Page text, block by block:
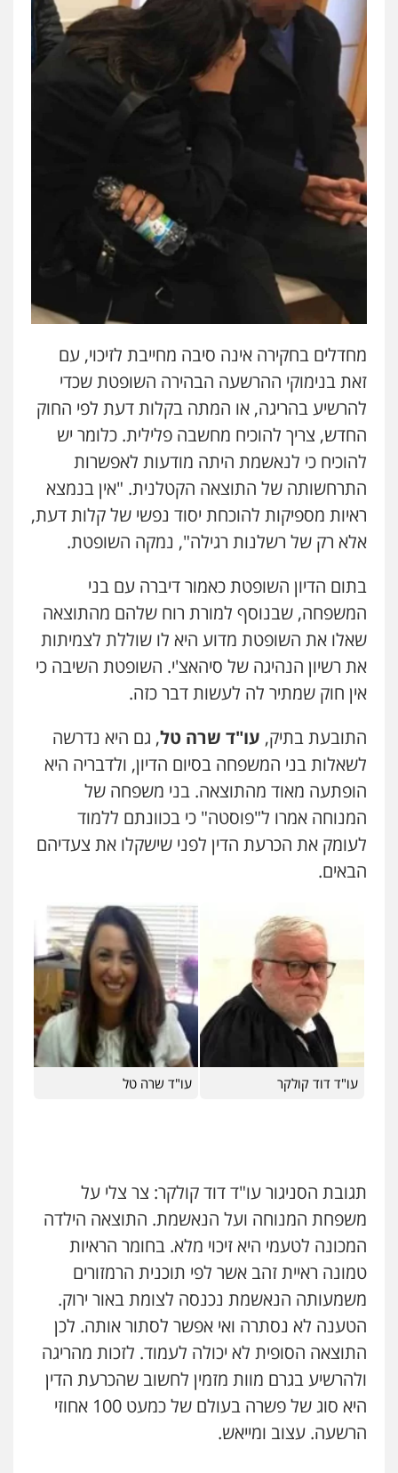
מחדלים בחקירה אינה סיבה מחייבת לזיכוי, עם
זאת בנימוקי ההרשעה הבהירה השופטת שכדי
להרשיע בהריגה, או המתה בקלות דעת לפי החוק
החדש, צריך להוכיח מחשבה פלילית. כלומר יש
להוכיח כי לנאשמת היתה מודעות לאפשרות
התרחשותה של התוצאה הקטלנית. "אין בנמצא
ראיות מספיקות להוכחת יסוד נפשי של קלות דעת,
אלא רק של רשלנות רגילה", נמקה השופטת.
בתום הדיון השופטת כאמור דיברה עם בני
המשפחה, שבנוסף למורת רוח שלהם מהתוצאה
שאלו את השופטת מדוע היא לו שוללת לצמיתות
את רשיון הנהיגה של סיהאצ'י. השופטת השיבה כי
אין חוק שמתיר לה לעשות דבר כזה.
התובעת בתיק, עו"ד שרה טל, גם היא נדרשה
לשאלות בני המשפחה בסיום הדיון, ולדבריה היא
הופתעה מאוד מהתוצאה. בני משפחה של
המנוחה אמרו ל"פוסטה" כי בכוונתם ללמוד
לעומק את הכרעת הדין לפני שישקלו את צעדיהם
הבאים.
עו"ד דוד קולקר עו"ד שרה טל
תגובת הסניגור עו"ד דוד קולקר: צר צלי על
משפחת המנוחה ועל הנאשמת. התוצאה הילדה
המכונה לטעמי היא זיכוי מלא. בחומר הראיות
טמונה ראיית זהב אשר לפי תוכנית הרמזורים
משמעותה הנאשמת נכנסה לצומת באור ירוק.
הטענה לא נסתרה ואי אפשר לסתור אותה. לכן
התוצאה הסופית לא יכולה לעמוד. לזכות מהריגה
ולהרשיע בגרם מוות מזמין לחשוב שהכרעת הדין
היא סוג של פשרה בעולם של כמעט 100 אחוזי
הרשעה. עצוב ומייאש.
עורך דין תמיר אלטיט
פלילי תעבורה
0545577862
עו"ד אריה פטר
לשעבר סגן מנהל המחלקה הפלילית
בפרקליטות המדינה
0506217994